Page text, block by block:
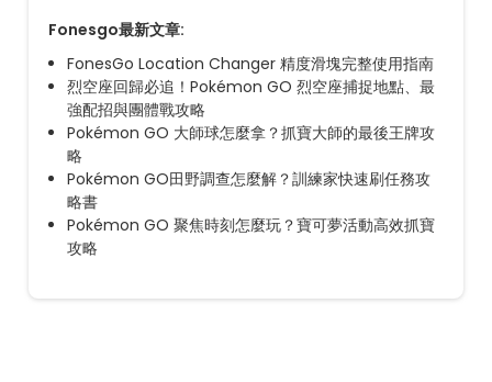
Fonesgo最新文章:
FonesGo Location Changer 精度滑塊完整使用指南
烈空座回歸必追！Pokémon GO 烈空座捕捉地點、最
強配招與團體戰攻略
Pokémon GO 大師球怎麼拿？抓寶大師的最後王牌攻
略
Pokémon GO田野調查怎麼解？訓練家快速刷任務攻
略書
Pokémon GO 聚焦時刻怎麼玩？寶可夢活動高效抓寶
攻略